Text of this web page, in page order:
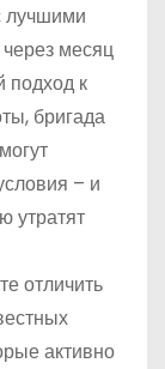
лучшими
месяц
подход к
бригада
– и
утратят
отличить
активно